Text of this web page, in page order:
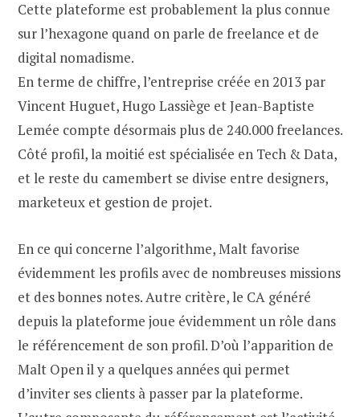
Cette plateforme est probablement la plus connue
sur l’hexagone quand on parle de freelance et de
digital nomadisme.
En terme de chiffre, l’entreprise créée en 2013 par
Vincent Huguet, Hugo Lassiège et Jean-Baptiste
Lemée compte désormais plus de 240.000 freelances.
Côté profil, la moitié est spécialisée en Tech & Data,
et le reste du camembert se divise entre designers,
marketeux et gestion de projet.
En ce qui concerne l’algorithme, Malt favorise
évidemment les profils avec de nombreuses missions
et des bonnes notes. Autre critère, le CA généré
depuis la plateforme joue évidemment un rôle dans
le référencement de son profil. D’où l’apparition de
Malt Open il y a quelques années qui permet
d’inviter ses clients à passer par la plateforme.